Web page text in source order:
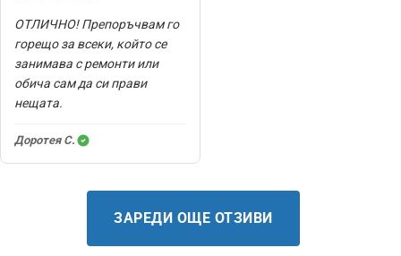
ОТЛИЧНО! Препоръчвам го
горещо за всеки, който се
занимава с ремонти или
обича сам да си прави
нещата.
Доротея С.
ЗАРЕДИ ОЩЕ ОТЗИВИ